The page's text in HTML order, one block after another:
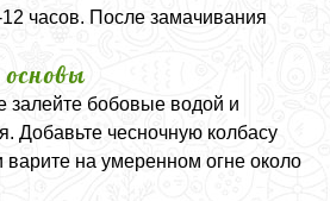
часов. После замачивания
залейте бобовые водой и
Добавьте чесночную колбасу
варите на умеренном огне около